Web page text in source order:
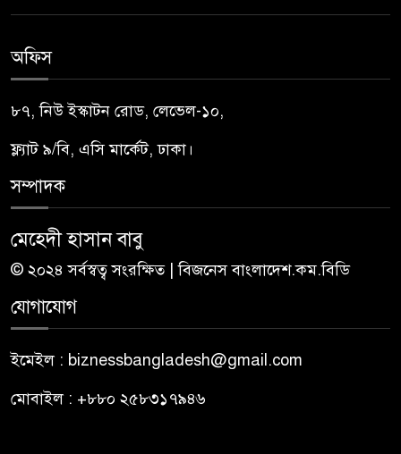
অফিস
৮৭, নিউ ইস্কাটন রোড, লেভেল-১০,
ফ্ল্যাট ৯/বি, এসি মার্কেট, ঢাকা।
সম্পাদক
মেহেদী হাসান বাবু
© ২০২৪ সর্বস্বত্ব সংরক্ষিত | বিজনেস বাংলাদেশ.কম.বিডি
যোগাযোগ
ইমেইল : biznessbangladesh@gmail.com
মোবাইল : +৮৮০ ২৫৮৩১৭৯৪৬